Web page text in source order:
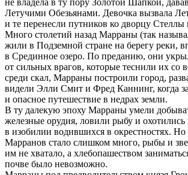
не владела в ту пору Золотой Шапкой,
Летучими Обезьянами. Девочка вызвала
и те перенесли путников ко дворцу Стеллы
Много столетий назад Марраны (так
жили в Подземной стране на берегу реки,
в Срединное озеро. По преданию, они
от сильных врагов, которые теснили их со
среди скал, Марраны построили город,
видели Элли Смит и Фред Каннинг, когда
и опасное путешествие в недрах земли.
В ту далекую эпоху Марраны умели
железные орудия, ловили рыбу и
в изобилии водившихся в окрестностях.
Марранов стало слишком много, рыбы и
им не хватало, а хлебопашеством
почве было невозможно.